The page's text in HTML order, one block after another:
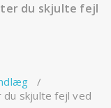
du skjulte fejl
/
du skjulte fejl ved